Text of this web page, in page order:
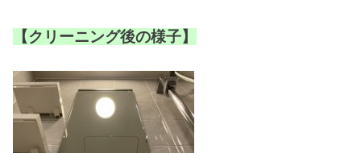
【クリーニング後の様子】